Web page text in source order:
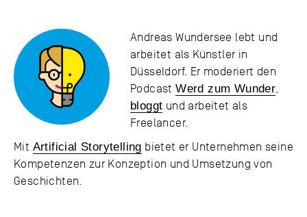
Andreas Wundersee lebt und
arbeitet als Künstler in
Düsseldorf. Er moderiert den
PodcastWerd zum Wunder
bloggt und arbeitet als
Freelancer.
Mit Artificial Storytelling bietet er Unternehmen seine
Kompetenzen zur Konzeption und Umsetzung von
Geschichten.